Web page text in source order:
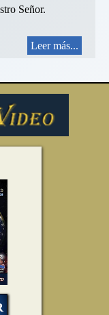
Señor.
Leer más...